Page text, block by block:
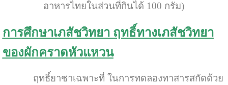
อาหารไทยในส่วนที่กินได้ 100 กรัม)
การศึกษาเภสัชวิทยา ฤทธิ์ทางเภสัชวิทยา
ของผักคราดหัวแหวน
ฤทธิ์ยาชาเฉพาะที่ ในการทดลองทาสารสกัดด้วย